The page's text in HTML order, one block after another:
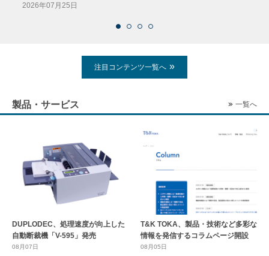
2026年07月25日
注目コンテンツ一覧へ
製品・サービス 一覧へ
DUPLODEC、処理速度が向上した
自動断裁機「V-595」発売
08月07日
T&K TOKA、製品・技術など多彩な
情報を発信するコラムページ開設
08月05日